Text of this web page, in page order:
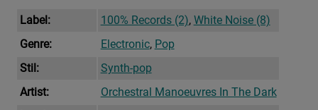
Label: 100% Records (2), White Noise (8)
Genre:
Electronic, Pop
Stil:
Synth-pop
Artist:
Orchestral Manoeuvres In The Dark